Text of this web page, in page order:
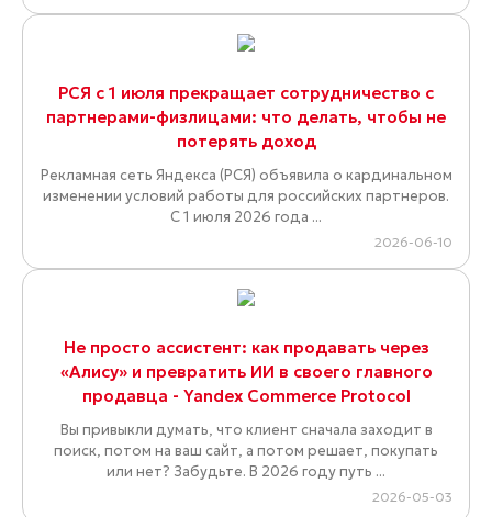
РСЯ с 1 июля прекращает сотрудничество с
партнерами-физлицами: что делать, чтобы не
потерять доход
Рекламная сеть Яндекса (РСЯ) объявила о кардинальном
изменении условий работы для российских партнеров.
С 1 июля 2026 года ...
2026-06-10
Не просто ассистент: как продавать через
«Алису» и превратить ИИ в своего главного
продавца - Yandex Commerce Protocol
Вы привыкли думать, что клиент сначала заходит в
поиск, потом на ваш сайт, а потом решает, покупать
или нет? Забудьте. В 2026 году путь ...
2026-05-03